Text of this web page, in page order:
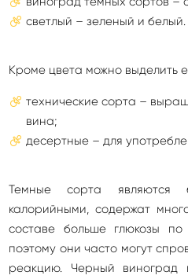
светлый – зеленый и белый.
Кроме цвета можно выделить
технические сорта –
вина;
десертные – для
Темные сорта
калорийными, содержат
составе больше глюкозы
поэтому они часто могут
реакцию. Черный виноград